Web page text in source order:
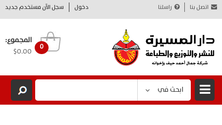
دخول سجل الآن مستخدم جديد اتصل بنا راسلنا
0
المجموع:
$0.00
ابحث في